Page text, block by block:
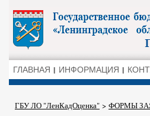
ГЛАВНАЯ ИНФОРМАЦИЯ
ГБУ ЛО "ЛенКадОценка" > ФОРМЫ